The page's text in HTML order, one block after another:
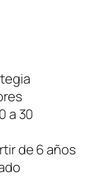
a 30
de 6 años